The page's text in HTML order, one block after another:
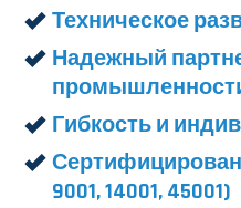
Техническое
Надежный
Гибкость и
9001, 14001, 45001)